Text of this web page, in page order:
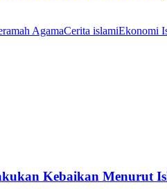
AgamaCerita islamiEkonomi
Kebaikan Menurut